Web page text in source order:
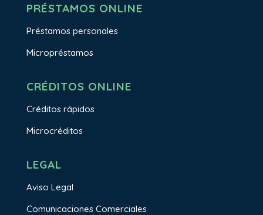
PRÉSTAMOS ONLINE
Préstamos personales
Micropréstamos
CRÉDITOS ONLINE
Créditos rápidos
Microcréditos
LEGAL
Aviso Legal
Comunicaciones Comerciales